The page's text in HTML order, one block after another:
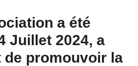
a été
Juillet 2024, a
de promouvoir la